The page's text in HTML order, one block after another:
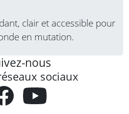
clair et accessible pour
en mutation.
nous
sociaux